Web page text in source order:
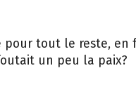
pour tout le reste, en
un peu la paix?